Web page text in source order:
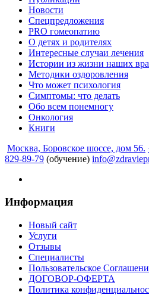
Новости
Спецпредложения
PRO гомеопатию
О детях и родителях
Интересные случаи лечения
Истории из жизни наших
Методики оздоровления
Что может психология
Симптомы: что делать
Обо всем понемногу
Онкология
Книги
Москва, Боровское шоссе, дом 56.
829-89-79 (обучение)
Информация
Новый сайт
Услуги
Отзывы
Специалисты
Пользовательское
ДОГОВОР-ОФЕРТА
Политика